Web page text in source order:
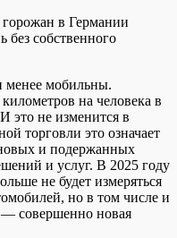
в Германии
без собственного
менее мобильны.
на человека в
это не изменится в
торговли это означает
и подержанных
и услуг. В 2025 году
не будет измеряться
но в том числе и
совершенно новая